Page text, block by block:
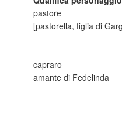
pastore
[pastorella, figlia di
capraro
amante di Fedelinda